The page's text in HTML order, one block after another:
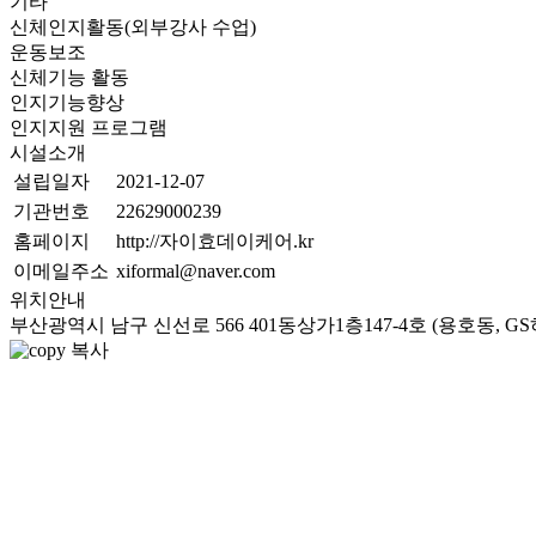
신체인지활동(외부강사 수업)
운동보조
신체기능 활동
인지기능향상
인지지원 프로그램
시설소개
설립일자
2021-12-07
기관번호
22629000239
홈페이지
http://자이효데이케어.kr
이메일주소 xiformal@naver.com
위치안내
부산광역시 남구 신선로 566 401동상가1층147-4호 (용호동,
복사